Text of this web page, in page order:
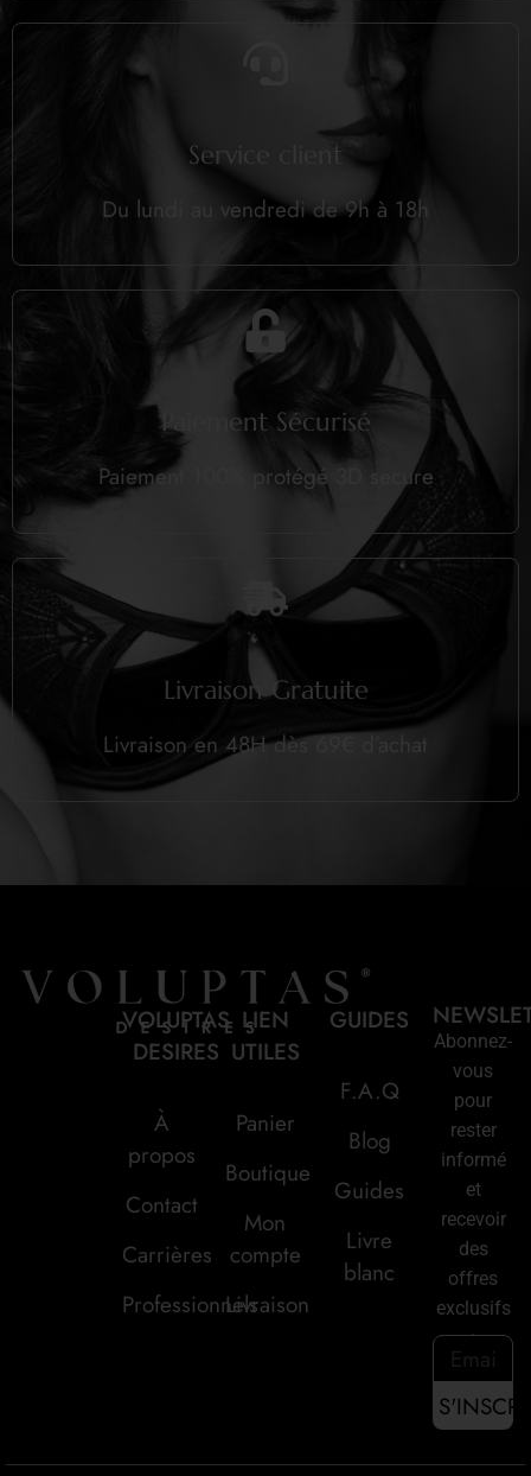
Service client
Du lundi au vendredi de 9h à 18h
Paiement Sécurisé
Paiement 100% protégé 3D secure
Livraison Gratuite
Livraison en 48H dès 69€ d’achat
VOLUPTAS
DESIRES
À
propos
Contact
Carrières
Professionnels
LIEN
UTILES
Panier
Boutique
Mon
compte
Livraison
GUIDES
F.A.Q
Blog
Guides
Livre
blanc
Abonnez-
vous
pour
rester
informé
et
recevoir
des
offres
exclusifs
: